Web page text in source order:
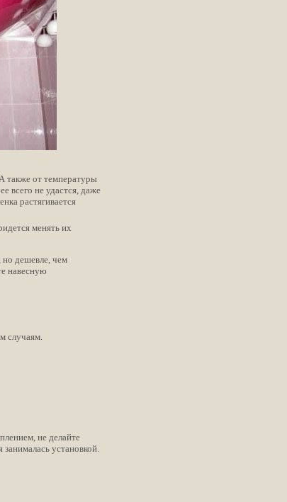
также от температуры
всего не удастся, даже
растягивается
менять их
но дешевле, чем
навесную
случаям.
не делайте
установкой.